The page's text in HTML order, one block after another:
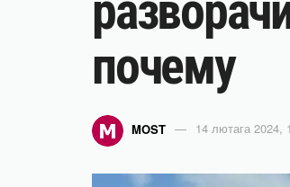
почему
MOST 14 лютага 2024,